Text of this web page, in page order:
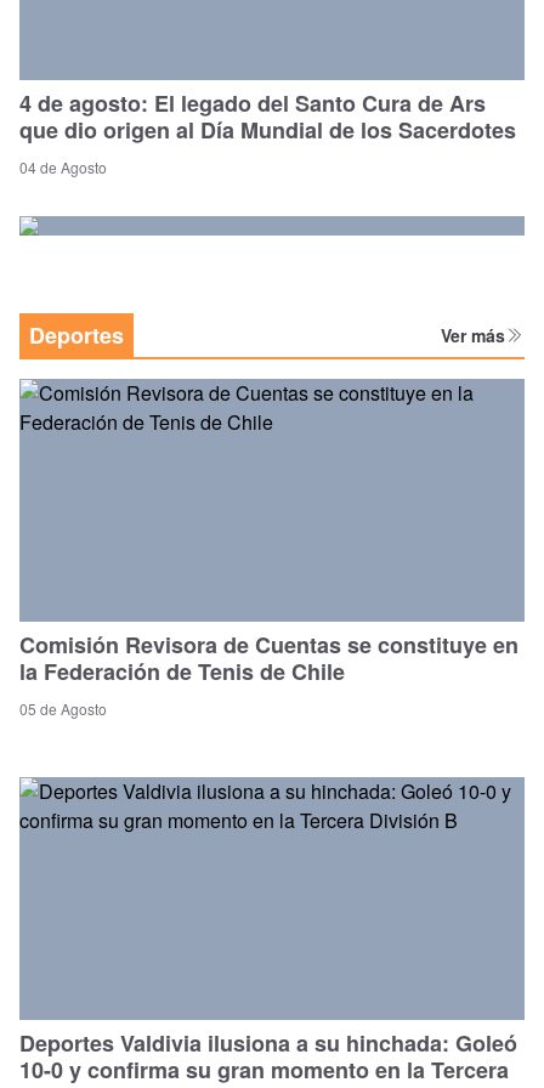
4 de agosto: El legado del Santo Cura de Ars
que dio origen al Día Mundial de los Sacerdotes
04 de Agosto
Deportes Ver más
Comisión Revisora de Cuentas se constituye en
la Federación de Tenis de Chile
05 de Agosto
Deportes Valdivia ilusiona a su hinchada: Goleó
10-0 y confirma su gran momento en la Tercera